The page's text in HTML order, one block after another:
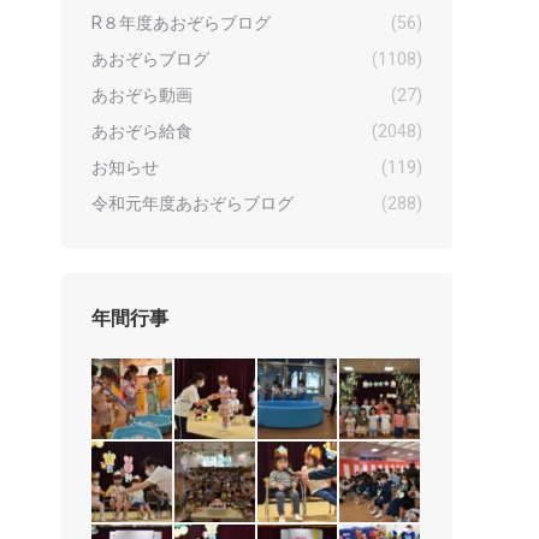
R８年度あおぞらブログ
(56)
あおぞらブログ
(1108)
あおぞら動画
(27)
あおぞら給食
(2048)
お知らせ
(119)
令和元年度あおぞらブログ
(288)
年間行事